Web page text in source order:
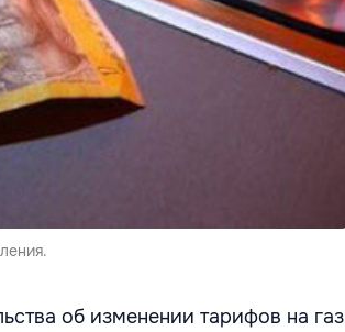
об изменении тарифов на газ